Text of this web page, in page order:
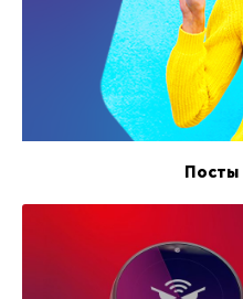
Посты